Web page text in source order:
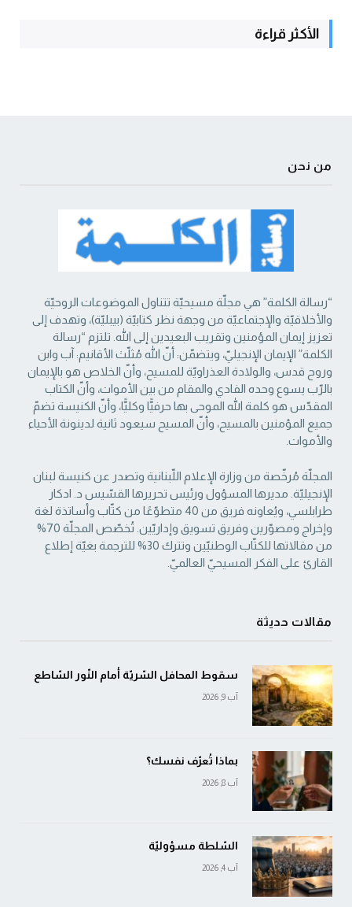
الأكثر قراءة
من نحن
“رسالة الكلمة” هي مجلّة مسيحيّة تتناول الموضوعات الروحيّة
والأخلاقيّة والإجتماعيّة من ‏وجهة نظر كتابيّة (بيبليّة)، وتهدف إلى
تعزيز إيمان المؤمنين وتقريب البعيدين إلى الله. تلتزم “رسالة
‏الكلمة” الإيمان الإنجيليّ، ويتضمّن: أنّ الله مُثلّث الأقانيم: آب وابن
وروح قدس، والولادة العذراويّة ‏للمسيح، وأنّ الخلاص هو بالإيمان
بالرّب يسوع وحده الفادي والمقام من بين الأموات، وأنّ الكتاب
‏المقدّس هو كلمة الله الموحى بها حرفيًّا وكليًّا، وأنّ الكنيسة تضمّ
جميع المؤمنين بالمسيح، وأنّ المسيح ‏سيعود ثانية لدينونة الأحياء
والأموات. ‏
المجلّة مُرخّصة من وزارة الإعلام اللّبنانية وتصدر عن كنيسة لبنان
الإنجيليّة. مديرها المسؤول ‏ورئيس تحريرها القسّيس د. ادكار
طرابلسي، ويُعاونه فريق من 40 متطوّعًا من كتّاب وأساتذة لغة
‏وإخراج ومصوّرين وفريق تسويق وإداريّين. تُخصّص المجلّة 70%
من مقالاتها للكتّاب الوطنيّين ‏وتترك 30% للترجمة بغيّة إطلاع
القارئ على الفكر المسيحيّ العالميّ.‏
مقالات حديثة
سقوط المحافل السّريّة أمام النّور السّاطع
آب 9, 2026
بماذا تُعرّف نفسك؟
آب 8, 2026
السّلطة مسؤوليّة
آب 4, 2026